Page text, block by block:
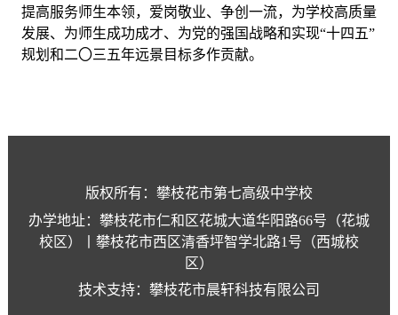
提高服务师生本领，爱岗敬业、争创一流，为学校高质量
发展、为师生成功成才、为党的强国战略和实现“十四五”
规划和二〇三五年远景目标多作贡献。
版权所有：攀枝花市第七高级中学校
办学地址：攀枝花市仁和区花城大道华阳路66号（花城
校区）丨攀枝花市西区清香坪智学北路1号（西城校
区）
技术支持：攀枝花市晨轩科技有限公司